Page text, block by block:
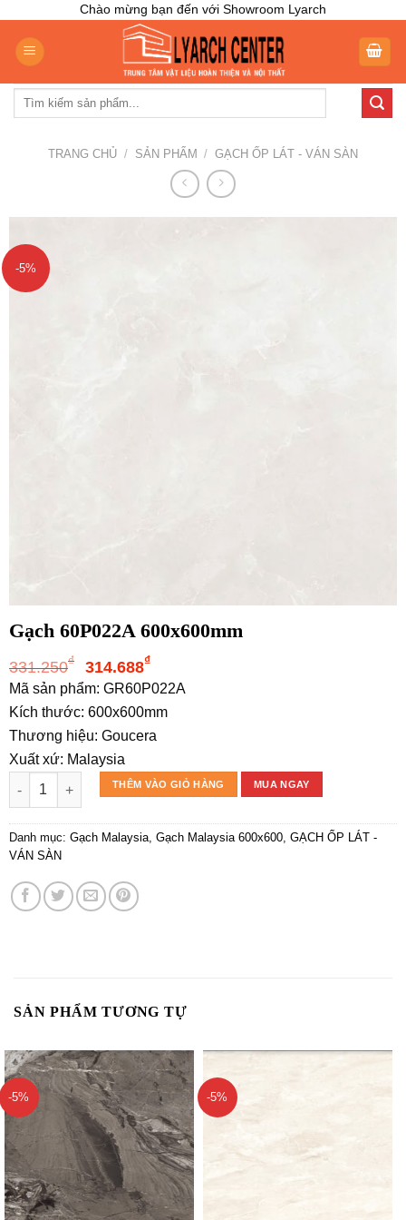
content
Chào mừng bạn đến với Showroom Lyarch
Tìm
TRANG CHỦ / SẢN PHẨM / GẠCH ỐP LÁT - VÁN SÀN
-5%
Gạch 60P022A 600x600mm
331.250₫
Giá
gốc
là:
331.250₫.
314.688₫Giá
hiện
tại
là:
Mã sản phẩm: GR60P022A
Kích thước: 600x600mm
Thương hiệu: Goucera
Xuất xứ: Malaysia
Gạch 60P022A 600x600mm số lượng
THÊM VÀO GIỎ HÀNG MUA NGAY
Danh mục: Gạch Malaysia, Gạch Malaysia 600x600, GẠCH ỐP LÁT -
VÁN SÀN
SẢN PHẨM TƯƠNG TỰ
-5% -5%